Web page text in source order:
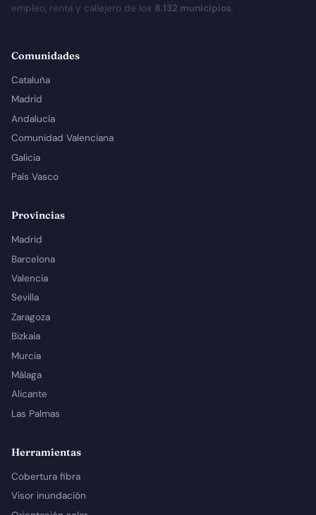
empleo, renta y callejero de los 8.132 municipios.
Comunidades
Cataluña
Madrid
Andalucía
Comunidad Valenciana
Galicia
País Vasco
Provincias
Madrid
Barcelona
Valencia
Sevilla
Zaragoza
Bizkaia
Murcia
Málaga
Alicante
Las Palmas
Herramientas
Cobertura fibra
Visor inundación